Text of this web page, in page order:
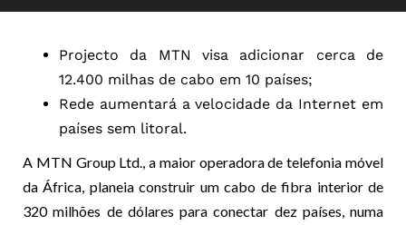
Projecto da MTN visa adicionar cerca de
12.400 milhas de cabo em 10 países;
Rede aumentará a velocidade da Internet em
países sem litoral.
A MTN Group Ltd., a maior operadora de telefonia móvel
da África, planeia construir um cabo de fibra interior de
320 milhões de dólares para conectar dez países, numa